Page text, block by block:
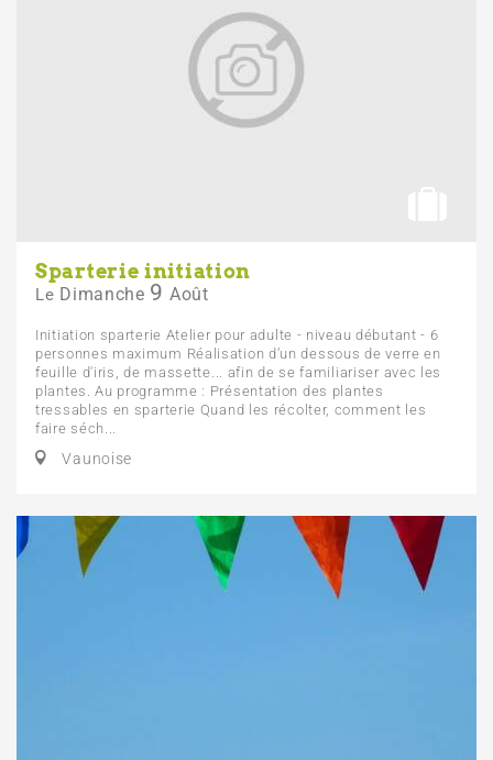
Sparterie initiation
Le Dimanche 9 Août
Initiation sparterie Atelier pour adulte - niveau débutant - 6
personnes maximum Réalisation d’un dessous de verre en
feuille d'iris, de massette... afin de se familiariser avec les
plantes. Au programme : Présentation des plantes
tressables en sparterie Quand les récolter, comment les
faire séch...
Vaunoise